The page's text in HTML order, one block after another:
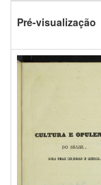
Pré-visualização